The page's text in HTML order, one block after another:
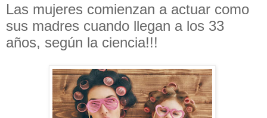
Las mujeres comienzan a actuar como
sus madres cuando llegan a los 33
años, según la ciencia!!!